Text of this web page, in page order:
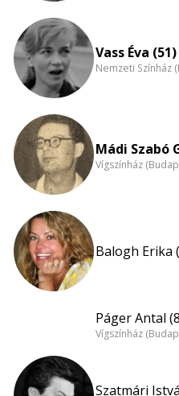
Vass Éva (51)
Nemzeti Színház
Mádi Szabó
Vígszínház
Balogh Erika
Páger Antal
Vígszínház
Szatmári